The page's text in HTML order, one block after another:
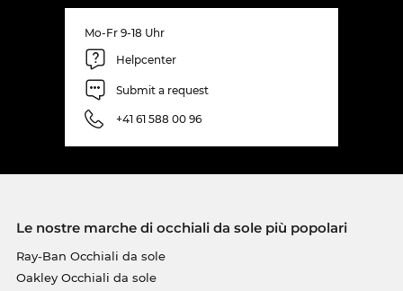
Mo-Fr 9-18 Uhr
Helpcenter
Submit a request
+41 61 588 00 96
Le nostre marche di occhiali da sole più popolari
Ray-Ban Occhiali da sole
Oakley Occhiali da sole